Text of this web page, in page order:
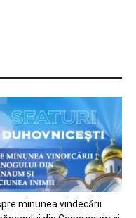
minunea vindecării